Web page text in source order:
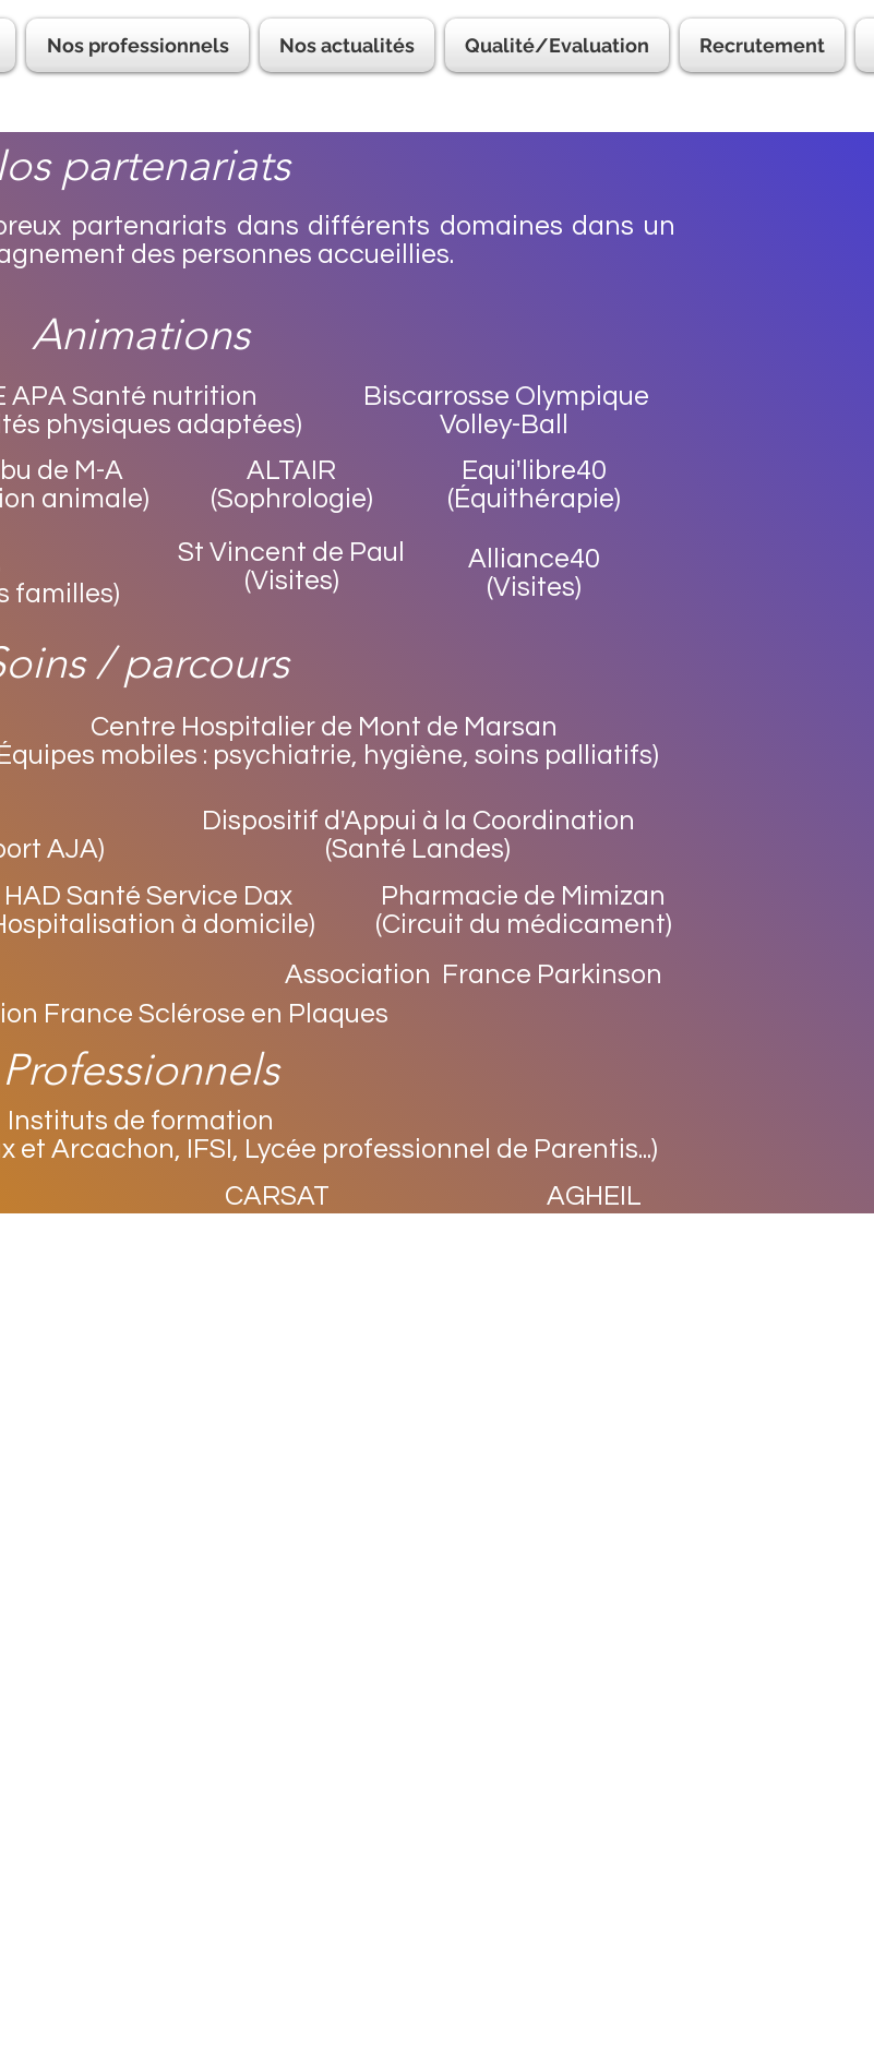
Nos professionnels Nos actualités Qualité/Evaluation Recrutement
partenariats
partenariats dans différents domaines dans un
des personnes accueillies.
Animations
APA Santé nutrition
physiques adaptées)
de M-A
animale)
ALTAIR
(Sophrologie)
Equi'libre40
(Équithérapie)
St Vincent de Paul
(Visites)
Alliance40
(Visites)
familles)
Biscarrosse Olympique
Volley-Ball
/ parcours
Centre Hospitalier de Mont de Marsan
mobiles : psychiatrie, hygiène, soins palliatifs)
AJA)
Dispositif d'Appui à la Coordination
(Santé Landes)
HAD Santé Service Dax
à domicile)
Pharmacie de Mimizan
(Circuit du médicament)
Association France Parkinson
France Sclérose en Plaques
Professionnels
Instituts de formation
et Arcachon, IFSI, Lycée professionnel de Parentis...)
CARSAT AGHEIL